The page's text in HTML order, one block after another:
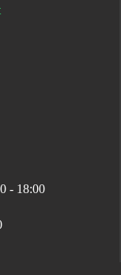
- 18:00